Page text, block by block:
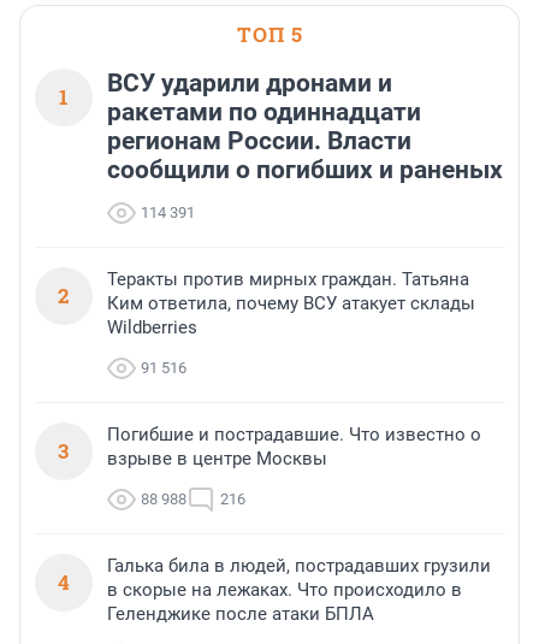
ТОП 5
1
ВСУ ударили дронами и
ракетами по одиннадцати
регионам России. Власти
сообщили о погибших и раненых
114 391
2
Теракты против мирных граждан. Татьяна
Ким ответила, почему ВСУ атакует склады
Wildberries
91 516
3
Погибшие и пострадавшие. Что известно о
взрыве в центре Москвы
88 988 216
4
Галька била в людей, пострадавших грузили
в скорые на лежаках. Что происходило в
Геленджике после атаки БПЛА